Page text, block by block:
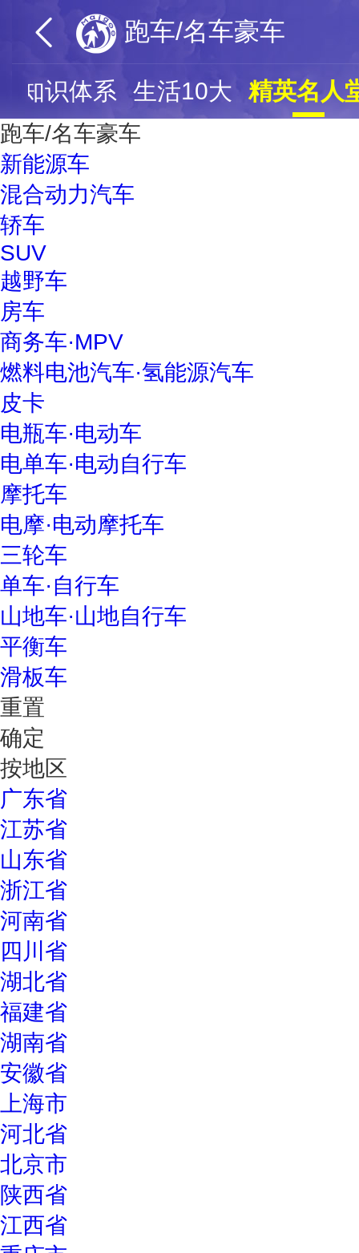
跑车/名车豪车
知识体系 生活10大 精英名人
跑车/名车豪车
新能源车
混合动力汽车
轿车
SUV
越野车
房车
商务车·MPV
燃料电池汽车·氢能源汽车
皮卡
电瓶车·电动车
电单车·电动自行车
摩托车
电摩·电动摩托车
三轮车
单车·自行车
山地车·山地自行车
平衡车
滑板车
重置
确定
按地区
广东省
江苏省
山东省
浙江省
河南省
四川省
湖北省
福建省
湖南省
安徽省
上海市
河北省
北京市
陕西省
江西省